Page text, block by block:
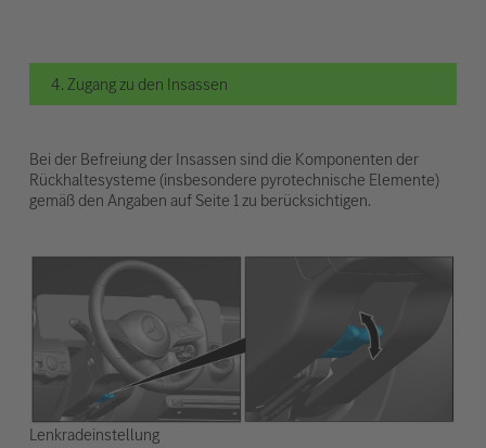
4. Zugang zu den Insassen
Bei der Befreiung der Insassen sind die Komponenten der
Rückhaltesysteme (insbesondere pyrotechnische Elemente)
gemäß den Angaben auf Seite 1 zu berücksichtigen.
Lenkradeinstellung